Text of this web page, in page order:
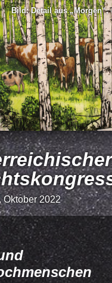
Bild: Detail aus Morgen ,
Oktober 2022